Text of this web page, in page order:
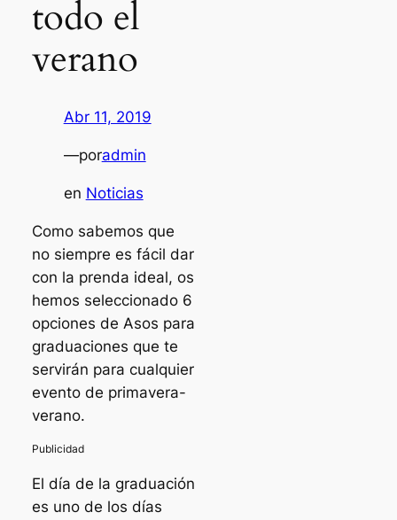
todo el
verano
Abr 11, 2019
—poradmin
en Noticias
Como sabemos que
no siempre es fácil dar
con la prenda ideal, os
hemos seleccionado 6
opciones de Asos para
graduaciones que te
servirán para cualquier
evento de primavera-
verano.
El día de la graduación
es uno de los días